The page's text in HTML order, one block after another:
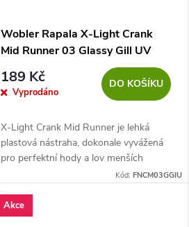
Wobler Rapala X-Light Crank
Mid Runner 03 Glassy Gill UV
189 Kč
Vyprodáno
DO KOŠÍKU
X-Light Crank Mid Runner je lehká
plastová nástraha, dokonale vyvážená
pro perfektní hody a lov menších
Kód: FNCM03GGIU
Akce